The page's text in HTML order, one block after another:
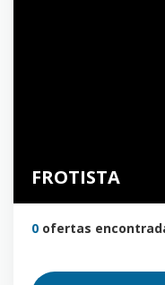
FROTISTA
0 ofertas